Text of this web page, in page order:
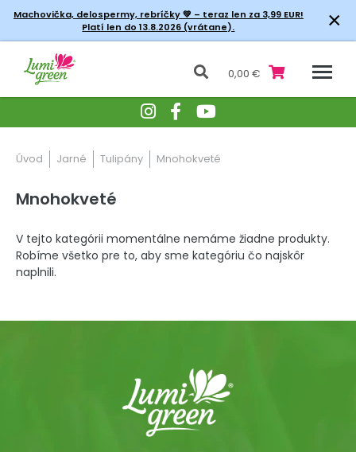
Machovička, delospermy, rebríčky💚 – teraz len za 3,99 EUR!
Platí len do 13.8.2026 (vrátane).
×
0,00 €
Úvod Jarné Tulipány Mnohokveté
Mnohokveté
V tejto kategórii momentálne nemáme žiadne produkty.
Robíme všetko pre to, aby sme kategóriu čo najskôr
naplnili.